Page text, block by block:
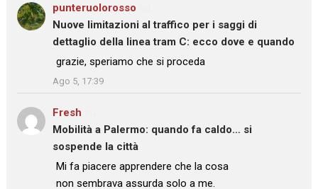
punteruolorosso
Nuove limitazioni al traffico per i saggi di
dettaglio della linea tram C: ecco dove e quando
: “
grazie, speriamo che si proceda
”
Ago 5, 17:39
Fresh
Mobilità a Palermo: quando fa caldo… si
sospende la città
: “
Mi fa piacere apprendere che la cosa
non sembrava assurda solo a me.
”